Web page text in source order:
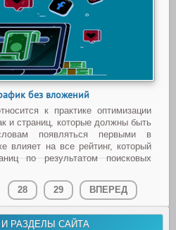
без вложений
к практике оптимизации
и страниц, которые должны быть
появляться первыми в
влияет на все рейтинг, который
по результатом поисковых
28 29 ВПЕРЕД
И РАЗДЕЛЫ САЙТА